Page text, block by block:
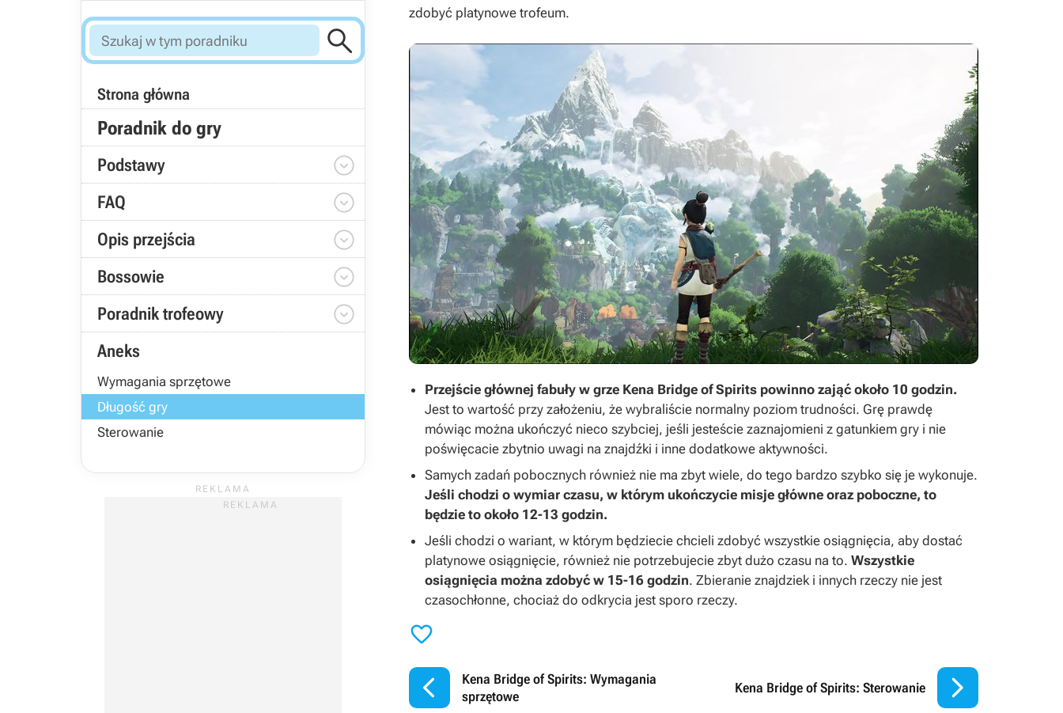

Strona główna
Poradnik do gry
Podstawy 
FAQ 
Opis przejścia 
Bossowie 
Poradnik trofeowy 
Aneks
Wymagania sprzętowe
Długość gry
Sterowanie
zdobyć platynowe trofeum.
Przejście głównej fabuły w grze Kena Bridge of Spirits powinno zająć około 10 godzin.
Jest to wartość przy założeniu, że wybraliście normalny poziom trudności. Grę prawdę
mówiąc można ukończyć nieco szybciej, jeśli jesteście zaznajomieni z gatunkiem gry i nie
poświęcacie zbytnio uwagi na znajdźki i inne dodatkowe aktywności.
Samych zadań pobocznych również nie ma zbyt wiele, do tego bardzo szybko się je wykonuje.
Jeśli chodzi o wymiar czasu, w którym ukończycie misje główne oraz poboczne, to
będzie to około 12-13 godzin.
Jeśli chodzi o wariant, w którym będziecie chcieli zdobyć wszystkie osiągnięcia, aby dostać
platynowe osiągnięcie, również nie potrzebujecie zbyt dużo czasu na to. Wszystkie
osiągnięcia można zdobyć w 15-16 godzin. Zbieranie znajdziek i innych rzeczy nie jest
czasochłonne, chociaż do odkrycia jest sporo rzeczy.


Kena Bridge of Spirits: Wymagania
sprzętowe
Kena Bridge of Spirits: Sterowanie 